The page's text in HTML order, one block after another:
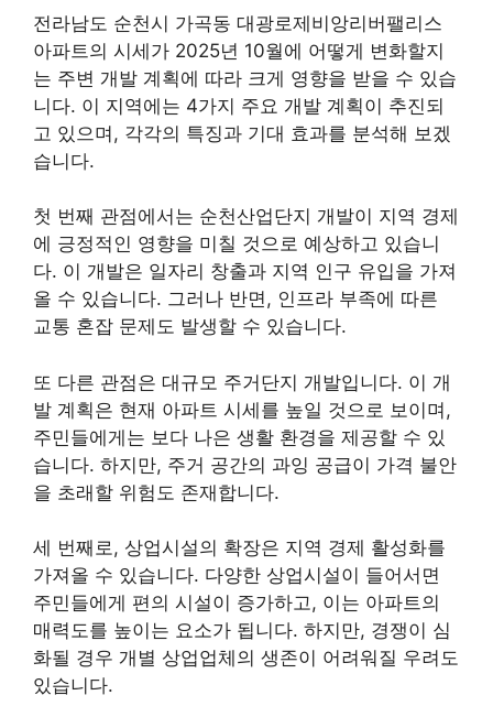
전라남도 순천시 가곡동 대광로제비앙리버팰리스
아파트의 시세가 2025년 10월에 어떻게 변화할지
는 주변 개발 계획에 따라 크게 영향을 받을 수 있습
니다. 이 지역에는 4가지 주요 개발 계획이 추진되
고 있으며, 각각의 특징과 기대 효과를 분석해 보겠
습니다.
첫 번째 관점에서는 순천산업단지 개발이 지역 경제
에 긍정적인 영향을 미칠 것으로 예상하고 있습니
다. 이 개발은 일자리 창출과 지역 인구 유입을 가져
올 수 있습니다. 그러나 반면, 인프라 부족에 따른
교통 혼잡 문제도 발생할 수 있습니다.
또 다른 관점은 대규모 주거단지 개발입니다. 이 개
발 계획은 현재 아파트 시세를 높일 것으로 보이며,
주민들에게는 보다 나은 생활 환경을 제공할 수 있
습니다. 하지만, 주거 공간의 과잉 공급이 가격 불안
을 초래할 위험도 존재합니다.
세 번째로, 상업시설의 확장은 지역 경제 활성화를
가져올 수 있습니다. 다양한 상업시설이 들어서면
주민들에게 편의 시설이 증가하고, 이는 아파트의
매력도를 높이는 요소가 됩니다. 하지만, 경쟁이 심
화될 경우 개별 상업업체의 생존이 어려워질 우려도
있습니다.